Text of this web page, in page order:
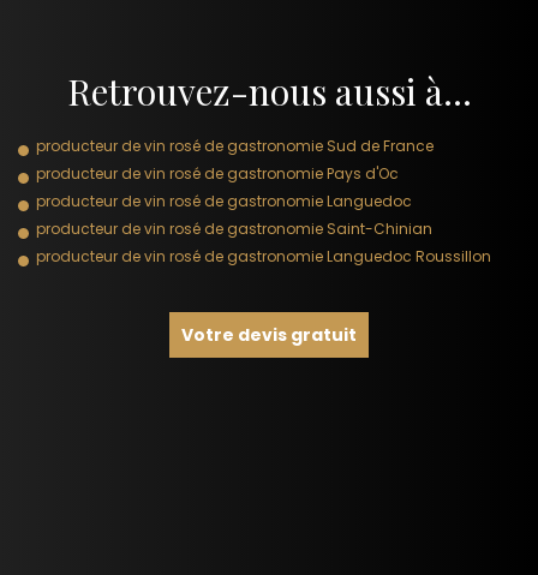
Retrouvez-nous aussi à…
producteur de vin rosé de gastronomie Sud de France
producteur de vin rosé de gastronomie Pays d'Oc
producteur de vin rosé de gastronomie Languedoc
producteur de vin rosé de gastronomie Saint-Chinian
producteur de vin rosé de gastronomie Languedoc Roussillon
Votre devis gratuit